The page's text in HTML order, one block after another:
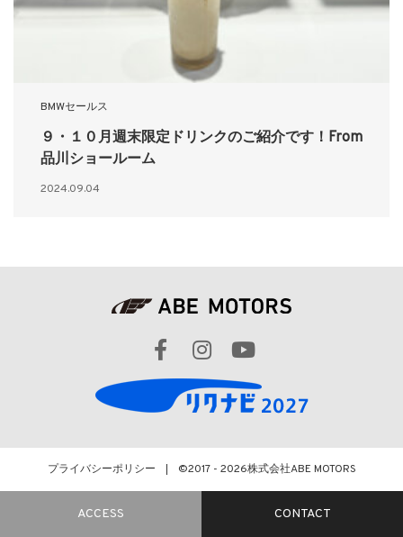
BMWセールス
９・１０月週末限定ドリンクのご紹介です！From
品川ショールーム
2024.09.04
プライバシーポリシー ©2017 - 2026株式会社ABE MOTORS
ACCESS CONTACT